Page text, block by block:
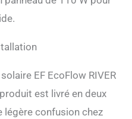
ou les excursions
air. Le panneau
TOPCon de type N,
de 25 %,
ainsi les cellules
monocristallin
[Alimentation
EF EcoFlow RIVER
est livré en deux
légère confusion chez